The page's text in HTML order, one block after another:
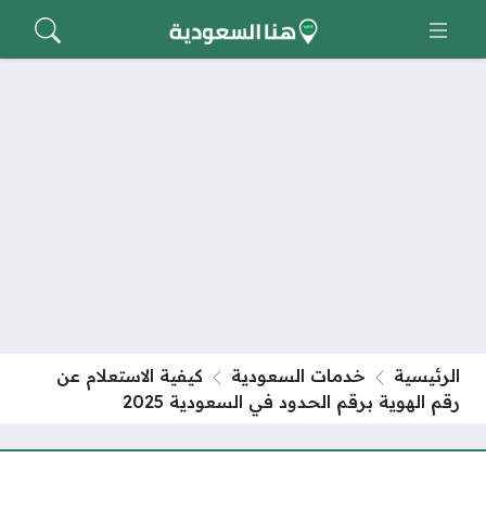
الرئيسية خدمات السعودية
كيفية الاستعلام عن
رقم الهوية برقم الحدود في السعودية 2025